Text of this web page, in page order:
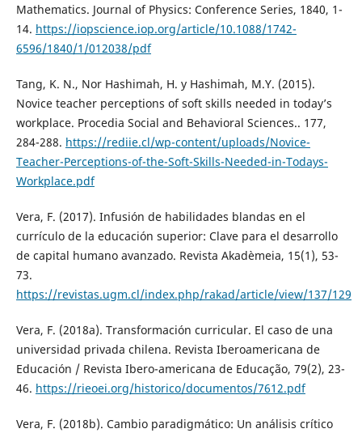
Mathematics. Journal of Physics: Conference Series, 1840, 1-
14. https://iopscience.iop.org/article/10.1088/1742-
6596/1840/1/012038/pdf
Tang, K. N., Nor Hashimah, H. y Hashimah, M.Y. (2015).
Novice teacher perceptions of soft skills needed in today’s
workplace. Procedia Social and Behavioral Sciences.. 177,
284-288. https://rediie.cl/wp-content/uploads/Novice-
Teacher-Perceptions-of-the-Soft-Skills-Needed-in-Todays-
Workplace.pdf
Vera, F. (2017). Infusión de habilidades blandas en el
currículo de la educación superior: Clave para el desarrollo
de capital humano avanzado. Revista Akadèmeia, 15(1), 53-
73.
https://revistas.ugm.cl/index.php/rakad/article/view/137/129
Vera, F. (2018a). Transformación curricular. El caso de una
universidad privada chilena. Revista Iberoamericana de
Educación / Revista Ibero-americana de Educação, 79(2), 23-
46. https://rieoei.org/historico/documentos/7612.pdf
Vera, F. (2018b). Cambio paradigmático: Un análisis crítico